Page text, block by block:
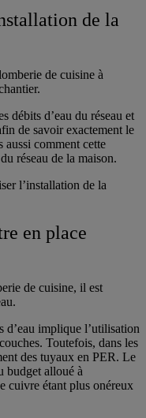
de la
de cuisine à
débits d’eau du réseau et
de savoir exactement le
comment cette
réseau de la maison.
l’installation de la
en place
de cuisine, il est
d’eau implique l’utilisation
Toutefois, dans les
des tuyaux en PER. Le
budget alloué à
cuivre étant plus onéreux